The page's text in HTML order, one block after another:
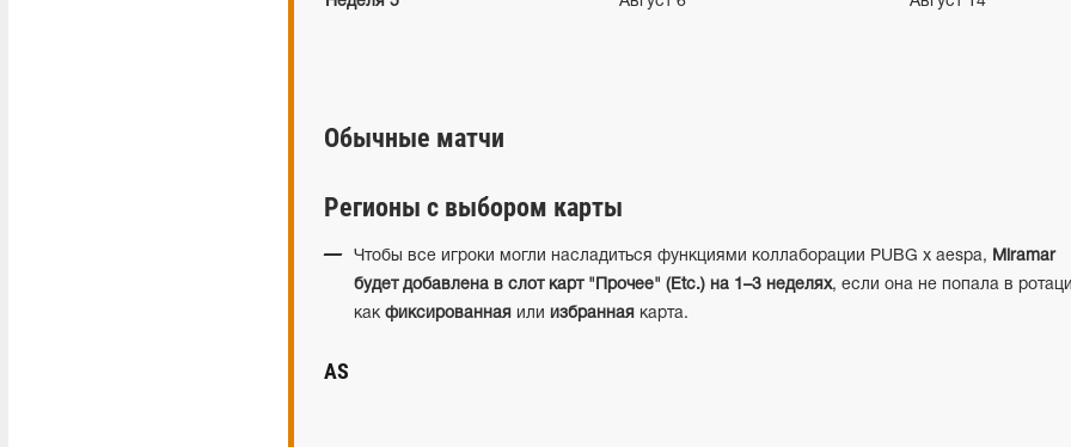
Обычные матчи
Регионы с выбором карты
Чтобы все игроки могли насладиться функциями коллаборации PUBG x aespa,
Miramar
будет добавлена в слот карт "Прочее" (Etc.) на 1–3 неделях, если она не попала в
как фиксированная или избранная карта.
AS